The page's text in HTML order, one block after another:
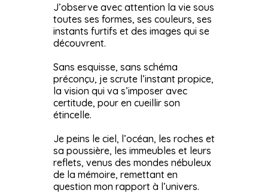
J’observe avec attention la vie sous
toutes ses formes, ses couleurs, ses
instants furtifs et des images qui se
découvrent.
Sans esquisse, sans schéma
préconçu, je scrute l’instant propice,
la vision qui va s’imposer avec
certitude, pour en cueillir son
étincelle.
Je peins le ciel, l’océan, les roches et
sa poussière, les immeubles et leurs
reflets, venus des mondes nébuleux
de la mémoire, remettant en
question mon rapport à l’univers.